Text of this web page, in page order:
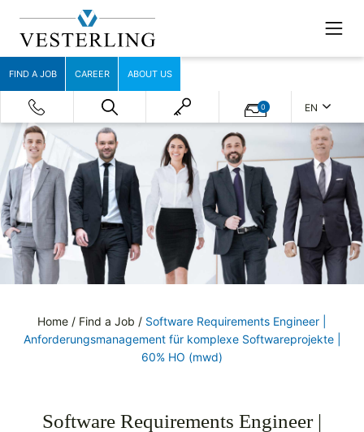
FIND A JOB CAREER ABOUT US
0 EN
Home / Find a Job / Software Requirements Engineer |
Anforderungsmanagement für komplexe Softwareprojekte |
60% HO (mwd)
Software Requirements Engineer |